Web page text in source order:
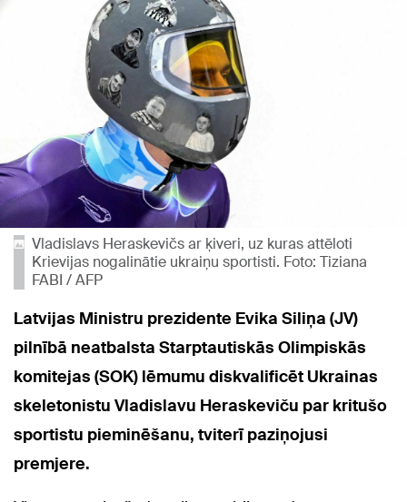
Vladislavs Heraskevičs ar ķiveri, uz kuras attēloti
Krievijas nogalinātie ukraiņu sportisti. Foto: Tiziana
FABI / AFP
Latvijas Ministru prezidente Evika Siliņa (JV)
pilnībā neatbalsta Starptautiskās Olimpiskās
komitejas (SOK) lēmumu diskvalificēt Ukrainas
skeletonistu Vladislavu Heraskeviču par kritušo
sportistu pieminēšanu, tviterī paziņojusi
premjere.